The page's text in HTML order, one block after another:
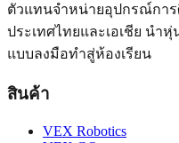
ตัวแทนจำหน่ายอุปกรณ์การ
ประเทศไทยและเอเชีย นำ
แบบลงมือทำสู่ห้องเรียน
สินค้า
VEX Robotics